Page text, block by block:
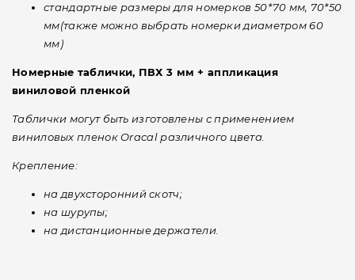
стандартные размеры для номерков 50*70 мм, 70*50
мм(также можно выбрать номерки диаметром 60
мм)
Номерные таблички, ПВХ 3 мм + аппликация
виниловой пленкой
Таблички могут быть изготовлены с применением
виниловых пленок Oracal различного цвета.
Крепление:
на двухсторонний скотч;
на шурупы;
на дистанционные держатели.